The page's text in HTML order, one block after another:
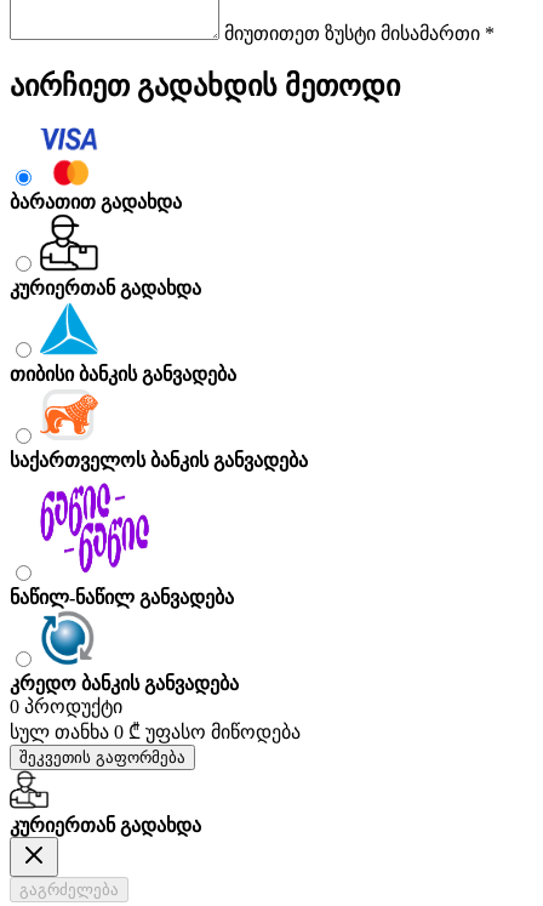
მიუთითეთ ზუსტი მისამართი *
აირჩიეთ გადახდის მეთოდი
ბარათით გადახდა
კურიერთან გადახდა
თიბისი ბანკის განვადება
საქართველოს ბანკის განვადება
ნაწილ-ნაწილ განვადება
კრედო ბანკის განვადება
0 პროდუქტი
სულ თანხა 0 ₾ უფასო მიწოდება
შეკვეთის გაფორმება
კურიერთან გადახდა
გაგრძელება